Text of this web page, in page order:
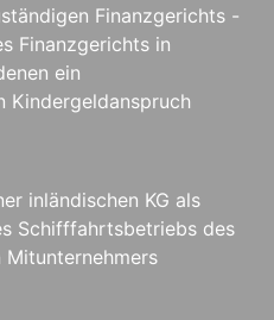
Finanzgerichts -
Finanzgerichts in
ein
Kindergeldanspruch
inländischen KG als
Schifffahrtsbetriebs des